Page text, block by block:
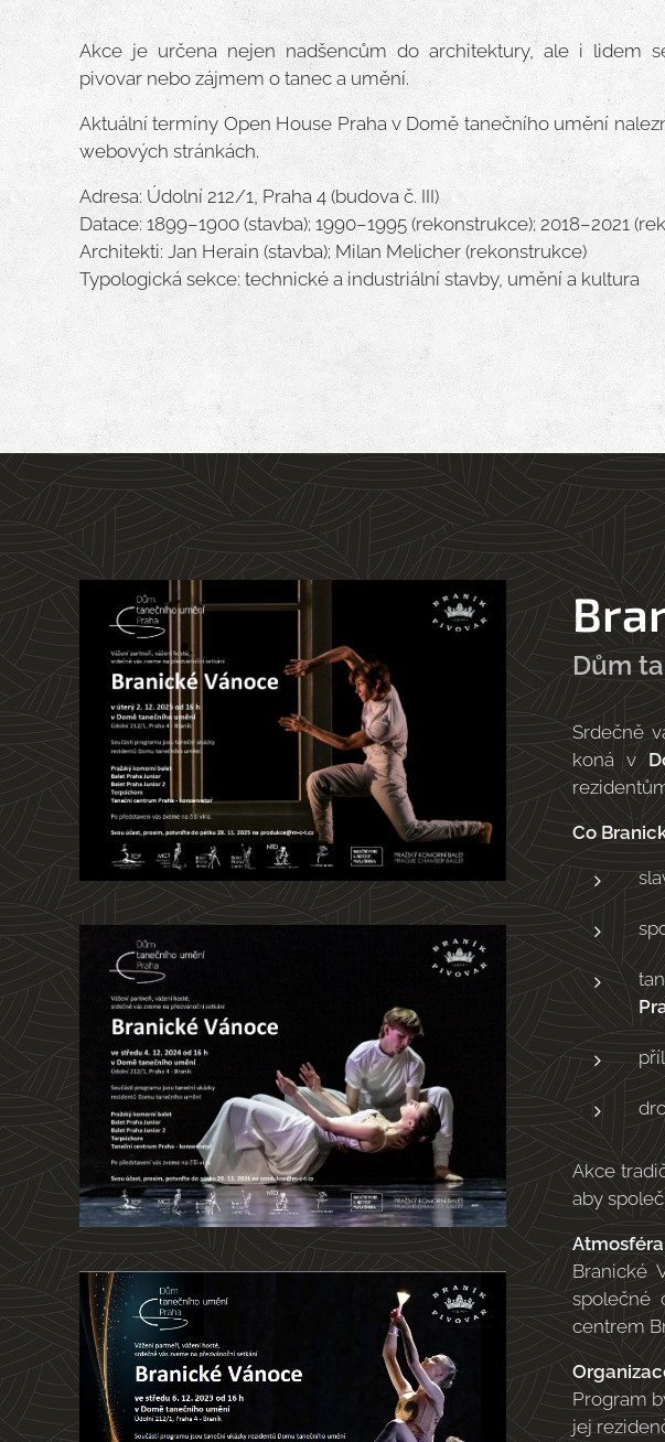
Akce je určena nejen nadšencům do architektury, ale i lidem
pivovar nebo zájmem o tanec a umění.
Aktuální termíny Open House Praha v Domě tanečního umění
webových stránkách.
Adresa: Údolní 212/1, Praha 4 (budova č. III)
Datace: 1899–1900 (stavba); 1990–1995 (rekonstrukce); 2018–2021
Architekti: Jan Herain (stavba); Milan Melicher (rekonstrukce)
Typologická sekce: technické a industriální stavby, umění a kultura
Dům
Srdečně
koná v
Co
Akce
aby
Branické
společné
centrem
Program
jej